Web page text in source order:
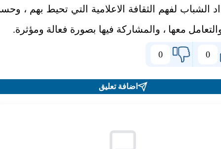
الشباب لفهم الثقافة الاعلامية التي تحيط بهم ،
والتعامل معها ، والمشاركة فيها بصورة فعالة ومؤثرة.
0
0
اضافة تعليق